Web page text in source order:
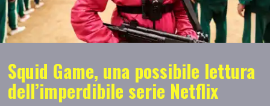
Squid Game, una possibile lettura
dell’imperdibile serie Netflix